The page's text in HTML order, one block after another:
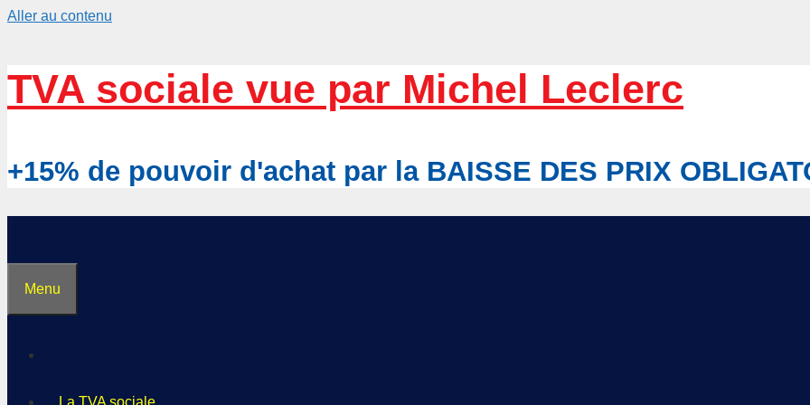
Aller au contenu
TVA sociale vue par Michel Leclerc
+15% de pouvoir d'achat par la BAISSE DES PRIX
Menu
La TVA sociale